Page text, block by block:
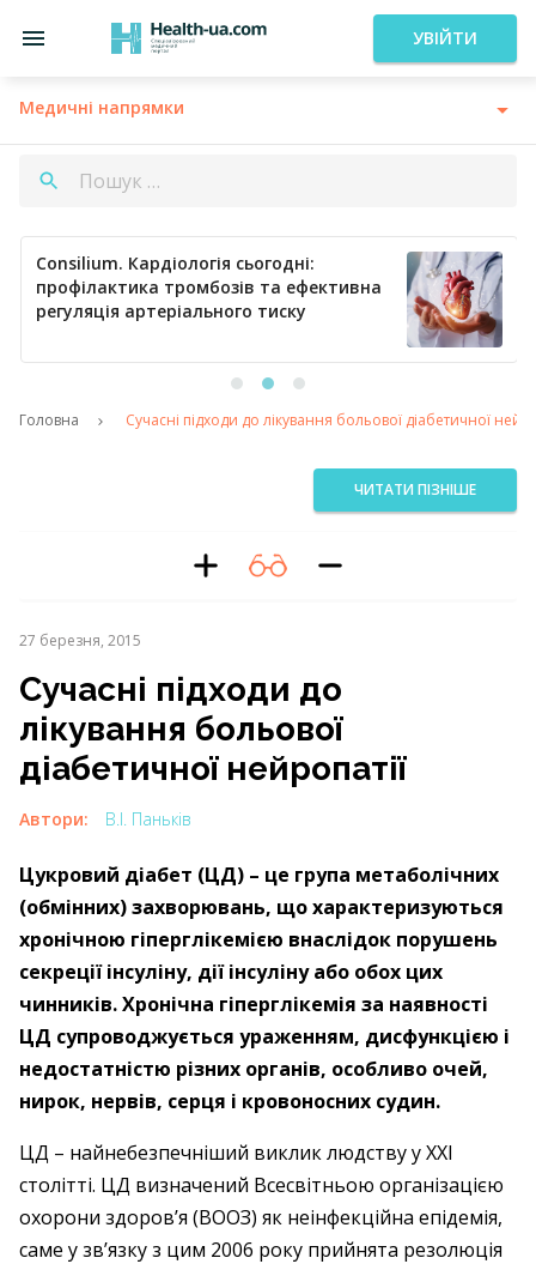
УВІЙТИ
Медичні напрямки
Consilium. Кардіологія сьогодні:
профілактика тромбозів та ефективна
регуляція артеріального тиску
Головна Cучасні підходи до лікування больової діабетичної
ЧИТАТИ ПІЗНІШЕ
27 березня, 2015
Cучасні підходи до
лікування больової
діабетичної нейропатії
Автори: В.І. Паньків
Цукровий діабет (ЦД) – це група метаболічних
(обмінних) захворювань, що характеризуються
хронічною гіперглікемією внаслідок порушень
секреції інсуліну, дії інсуліну або обох цих
чинників. Хронічна гіперглікемія за наявності
ЦД супроводжується ураженням, дисфункцією і
недостатністю різних органів, особливо очей,
нирок, нервів, серця і кровоносних судин.
ЦД – найнебезпечніший виклик людству у XXI
столітті. ЦД визначений Всесвітньою організацією
охорони здоров’я (ВООЗ) як неінфекційна епідемія,
саме у зв’язку з цим 2006 року прийнята резолюція